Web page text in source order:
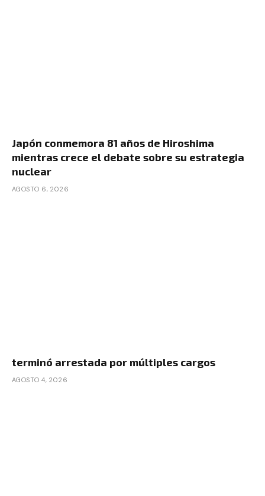
Japón conmemora 81 años de Hiroshima
mientras crece el debate sobre su estrategia
nuclear
AGOSTO 6, 2026
terminó arrestada por múltiples cargos
AGOSTO 4, 2026